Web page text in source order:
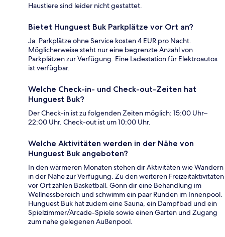
Haustiere sind leider nicht gestattet.
Bietet Hunguest Buk Parkplätze vor Ort an?
Ja. Parkplätze ohne Service kosten 4 EUR pro Nacht.
Möglicherweise steht nur eine begrenzte Anzahl von
Parkplätzen zur Verfügung. Eine Ladestation für Elektroautos
ist verfügbar.
Welche Check-in- und Check-out-Zeiten hat
Hunguest Buk?
Der Check-in ist zu folgenden Zeiten möglich: 15:00 Uhr–
22:00 Uhr. Check-out ist um 10:00 Uhr.
Welche Aktivitäten werden in der Nähe von
Hunguest Buk angeboten?
In den wärmeren Monaten stehen dir Aktivitäten wie Wandern
in der Nähe zur Verfügung. Zu den weiteren Freizeitaktivitäten
vor Ort zählen Basketball. Gönn dir eine Behandlung im
Wellnessbereich und schwimm ein paar Runden im Innenpool.
Hunguest Buk hat zudem eine Sauna, ein Dampfbad und ein
Spielzimmer/Arcade-Spiele sowie einen Garten und Zugang
zum nahe gelegenen Außenpool.